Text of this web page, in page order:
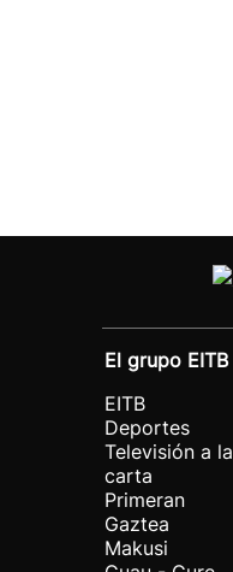
El grupo EITB
EITB
Deportes
Televisión a la
carta
Primeran
Gaztea
Makusi